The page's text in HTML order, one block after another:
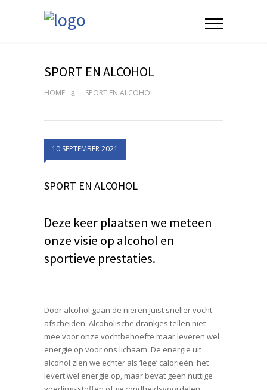
SPORT EN ALCOHOL
HOME SPORT EN ALCOHOL
10 SEPTEMBER 2021
SPORT EN ALCOHOL
Deze keer plaatsen we meteen
onze visie op alcohol en
sportieve prestaties.
Door alcohol gaan de nieren juist sneller vocht
afscheiden. Alcoholische drankjes tellen niet
mee voor onze vochtbehoefte maar leveren wel
energie op voor ons lichaam. De energie uit
alcohol zien we echter als ‘lege’ calorieën: het
levert wel energie op, maar bevat geen nuttige